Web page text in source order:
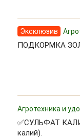
Эксклюзив
ПОДКОРМКА
Агротехника и
✅СУЛЬФАТ
калий).